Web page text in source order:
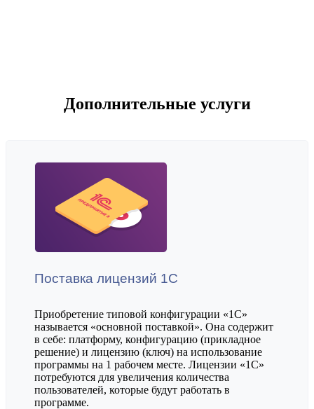
Дополнительные услуги
Поставка лицензий 1С
Приобретение типовой конфигурации «1С»
называется «основной поставкой». Она содержит
в себе: платформу, конфигурацию (прикладное
решение) и лицензию (ключ) на использование
программы на 1 рабочем месте. Лицензии «1С»
потребуются для увеличения количества
пользователей, которые будут работать в
программе.